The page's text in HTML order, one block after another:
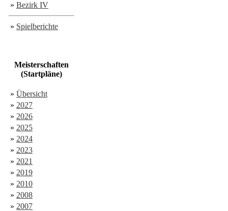
» Bezirk IV
» Spielberichte
Meisterschaften
(Startpläne)
» Übersicht
» 2027
» 2026
» 2025
» 2024
» 2023
» 2021
» 2019
» 2010
» 2008
» 2007